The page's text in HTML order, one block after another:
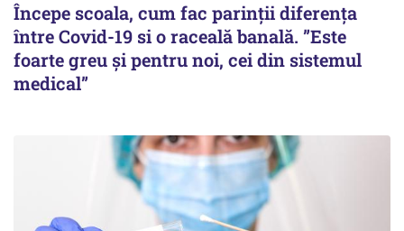
Începe scoala, cum fac parinții diferența
între Covid-19 si o raceală banală. ”Este
foarte greu și pentru noi, cei din sistemul
medical”